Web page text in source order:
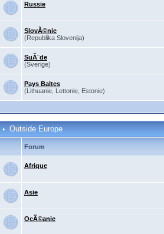
Russie
SlovÃ©nie
(Republika Slovenija)
SuÃ¨de
(Sverige)
Pays Baltes
(Lithuanie, Lettonie, Estonie)
Outside Europe
Forum
Afrique
Asie
OcÃ©anie